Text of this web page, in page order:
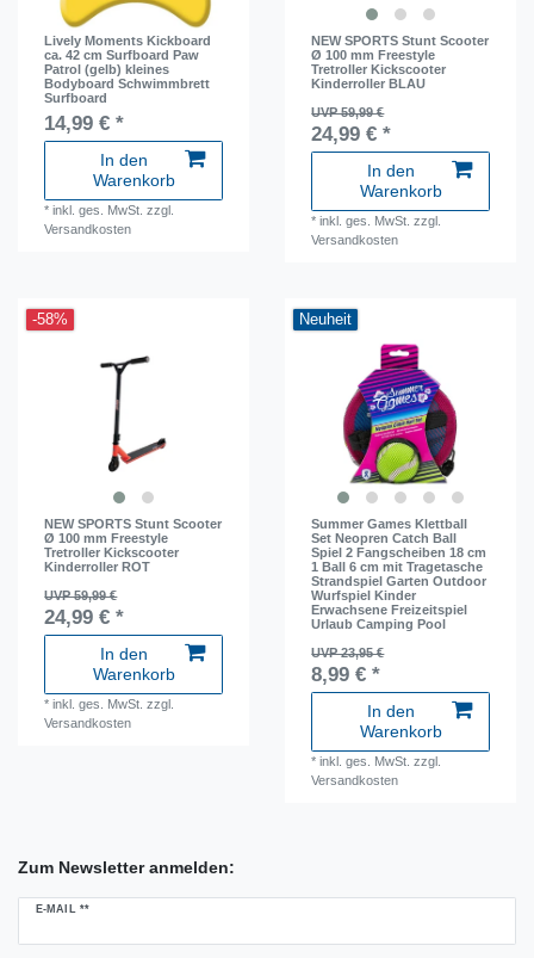
Lively Moments Kickboard
ca. 42 cm Surfboard Paw
Patrol (gelb) kleines
Bodyboard Schwimmbrett
Surfboard
14,99 € *
In den
Warenkorb
*inkl. ges. MwSt. zzgl.
Versandkosten
NEW SPORTS Stunt Scooter
Ø 100 mm Freestyle
Tretroller Kickscooter
Kinderroller BLAU
UVP 59,99 €
24,99 € *
In den
Warenkorb
*inkl. ges. MwSt. zzgl.
Versandkosten
-58%
NEW SPORTS Stunt Scooter
Ø 100 mm Freestyle
Tretroller Kickscooter
Kinderroller ROT
UVP 59,99 €
24,99 € *
In den
Warenkorb
*inkl. ges. MwSt. zzgl.
Versandkosten
Neuheit
Summer Games Klettball
Set Neopren Catch Ball
Spiel 2 Fangscheiben 18 cm
1 Ball 6 cm mit Tragetasche
Strandspiel Garten Outdoor
Wurfspiel Kinder
Erwachsene Freizeitspiel
Urlaub Camping Pool
UVP 23,95 €
8,99 € *
In den
Warenkorb
*inkl. ges. MwSt. zzgl.
Versandkosten
Zum Newsletter anmelden:
E-MAIL **
Newsletter